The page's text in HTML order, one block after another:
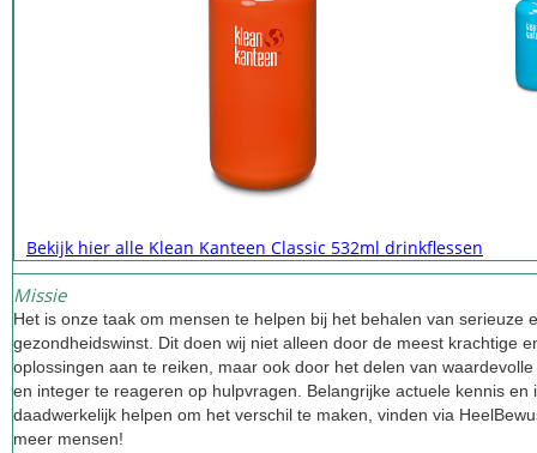
Bekijk hier alle Klean Kanteen Classic 532ml drinkflessen
Missie
Het is onze taak om mensen te helpen bij het behalen van serieuze
gezondheidswinst. Dit doen wij niet alleen door de meest krachtige
oplossingen aan te reiken, maar ook door het delen van
en integer te reageren op hulpvragen. Belangrijke actuele kennis en
daadwerkelijk helpen om het verschil te maken, vinden via
meer mensen!